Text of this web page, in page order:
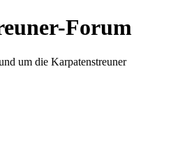
Forum
um die Karpatenstreuner